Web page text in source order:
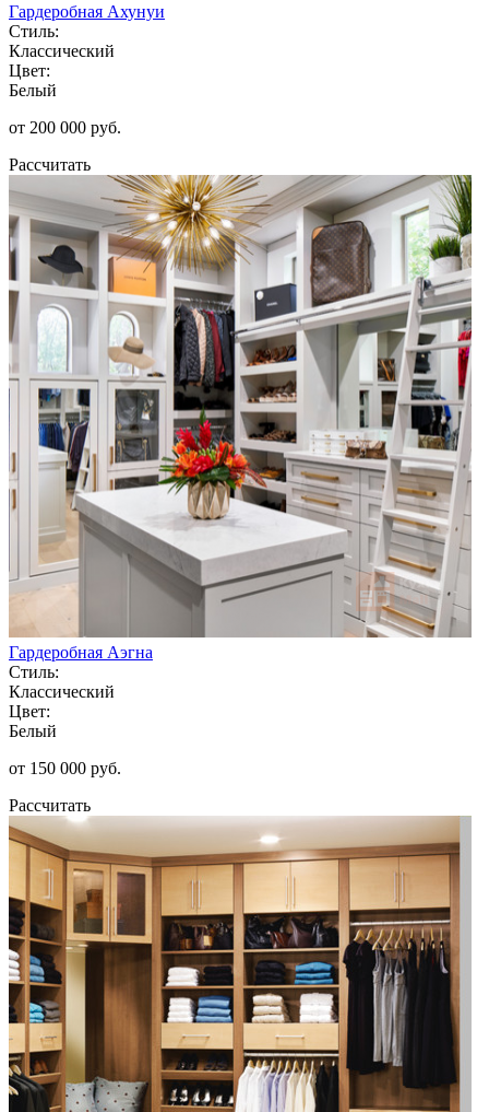
Гардеробная Ахунуи
Стиль:
Классический
Цвет:
Белый
от 200 000 руб.
Рассчитать
Гардеробная Аэгна
Стиль:
Классический
Цвет:
Белый
от 150 000 руб.
Рассчитать